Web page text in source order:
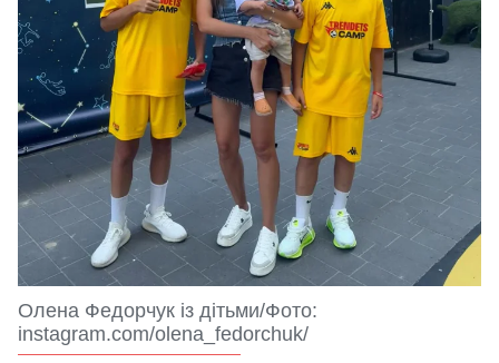
Олена Федорчук із дітьми/Фото:
instagram.com/olena_fedorchuk/